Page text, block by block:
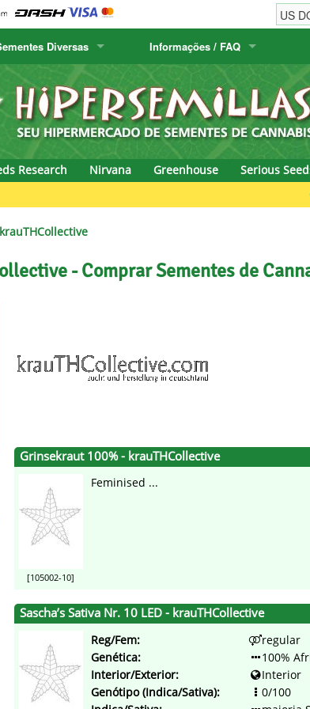
Humboldt Seed Company
Humboldt Seeds
Hyp3rids
Kannabia
K.C. Brains
Mallorca Seeds
Paradise Seeds
Positronics
Prana Medical
Pyramid Seeds
Royal Queen
Diversas
Cactus
Canaria
Informações / FAQ
Informações de ordem
Informações de envio
Research Nirvana Greenhouse Serious
Green
krauTHCollective
- Comprar Sementes de
Grinsekraut 100% - krauTHCollective
[105002-10]
Feminised ...
Sascha’s Sativa Nr. 10 LED - krauTHCollective
Reg/Fem:
regular
Genética:
100%
Interior/Exterior:
Interior
Genótipo (Indica/Sativa):
0/100